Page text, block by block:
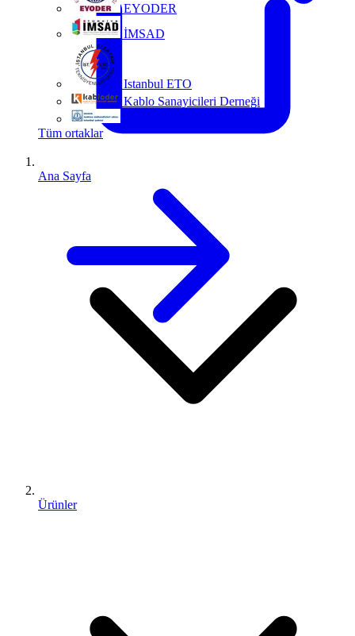
EYODER
İMSAD
Istanbul ETO
Kablo Sanayicileri Derneği
Tüm ortaklar
Ana Sayfa
Ürünler